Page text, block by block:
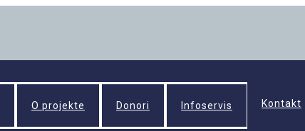
O projekte Donori Infoservis Kontakt